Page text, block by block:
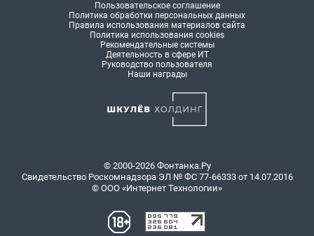
Пользовательское соглашение
Политика обработки персональных данных
Правила использования материалов сайта
Политика использования cookies
Рекомендательные системы
Деятельность в сфере ИТ
Руководство пользователя
Наши награды
© 2000-2026 Фонтанка.Ру
Свидетельство Роскомнадзора ЭЛ № ФС 77-66333 от 14.07.2016
© ООО «Интернет Технологии»